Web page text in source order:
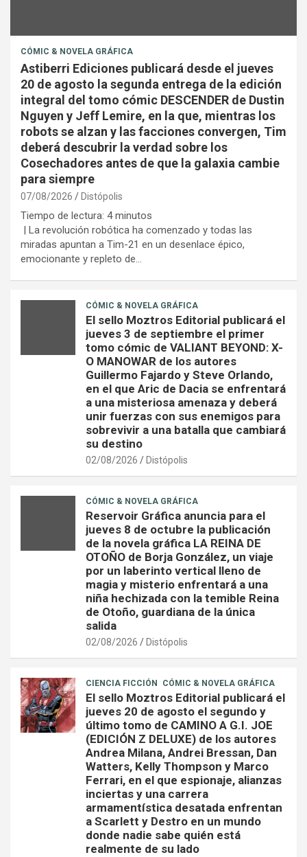
CÓMIC & NOVELA GRÁFICA
Astiberri Ediciones publicará desde el jueves
20 de agosto la segunda entrega de la edición
integral del tomo cómic DESCENDER de Dustin
Nguyen y Jeff Lemire, en la que, mientras los
robots se alzan y las facciones convergen, Tim
deberá descubrir la verdad sobre los
Cosechadores antes de que la galaxia cambie
para siempre
07/08/2026 Distópolis
Tiempo de lectura: 4 minutos
| La revolución robótica ha comenzado y todas las
miradas apuntan a Tim-21 en un desenlace épico,
emocionante y repleto de…
CÓMIC & NOVELA GRÁFICA
El sello Moztros Editorial publicará el
jueves 3 de septiembre el primer
tomo cómic de VALIANT BEYOND: X-
O MANOWAR de los autores
Guillermo Fajardo y Steve Orlando,
en el que Aric de Dacia se enfrentará
a una misteriosa amenaza y deberá
unir fuerzas con sus enemigos para
sobrevivir a una batalla que cambiará
su destino
02/08/2026 Distópolis
CÓMIC & NOVELA GRÁFICA
Reservoir Gráfica anuncia para el
jueves 8 de octubre la publicación
de la novela gráfica LA REINA DE
OTOÑO de Borja González, un viaje
por un laberinto vertical lleno de
magia y misterio enfrentará a una
niña hechizada con la temible Reina
de Otoño, guardiana de la única
salida
02/08/2026 Distópolis
CIENCIA FICCIÓN CÓMIC & NOVELA GRÁFICA
El sello Moztros Editorial publicará el
jueves 20 de agosto el segundo y
último tomo de CAMINO A G.I. JOE
(EDICIÓN Z DELUXE) de los autores
Andrea Milana, Andrei Bressan, Dan
Watters, Kelly Thompson y Marco
Ferrari, en el que espionaje, alianzas
inciertas y una carrera
armamentística desatada enfrentan
a Scarlett y Destro en un mundo
donde nadie sabe quién está
realmente de su lado